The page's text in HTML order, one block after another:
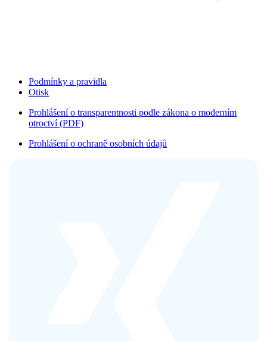
Podmínky a pravidla
Otisk
Prohlášení o transparentnosti podle zákona o moderním
otroctví (PDF)
Prohlášení o ochraně osobních údajů